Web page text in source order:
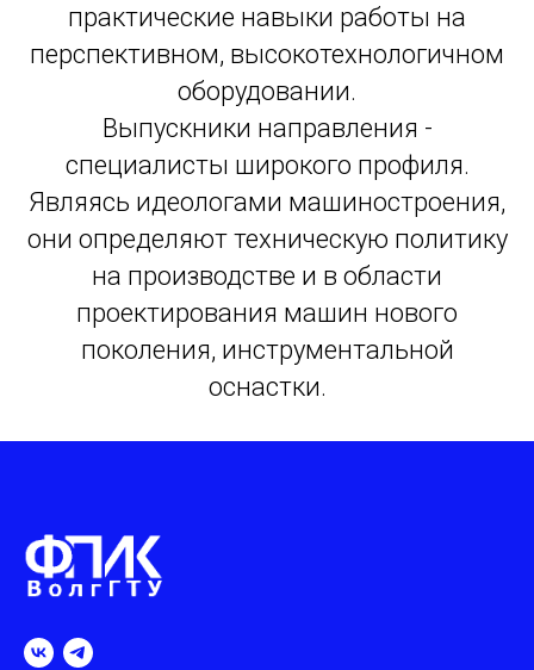
практические навыки работы на
перспективном, высокотехнологичном
оборудовании.
Выпускники направления -
специалисты широкого профиля.
Являясь идеологами машиностроения,
они определяют техническую политику
на производстве и в области
проектирования машин нового
поколения, инструментальной
оснастки.